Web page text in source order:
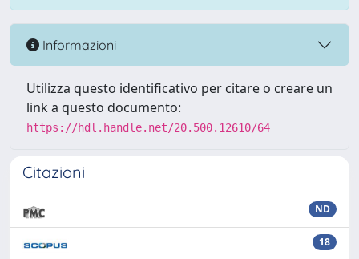
Informazioni
Utilizza questo identificativo per citare o creare un
link a questo documento:
https://hdl.handle.net/20.500.12610/64
Citazioni
ND
18